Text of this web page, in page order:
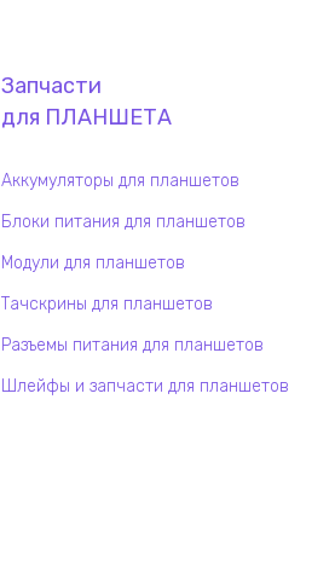
Запчасти
для ПЛАНШЕТА
Аккумуляторы для планшетов
Блоки питания для планшетов
Модули для планшетов
Тачскрины для планшетов
Разъемы питания для планшетов
Шлейфы и запчасти для планшетов